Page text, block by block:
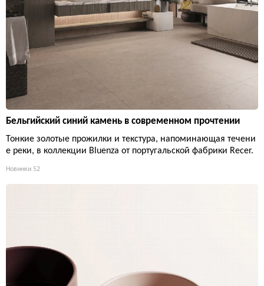
Бельгийский синий камень в современном прочтении
Тонкие золотые прожилки и текстура, напоминающая течени
е реки, в коллекции Bluenza от португальской фабрики Recer.
Новинки 52